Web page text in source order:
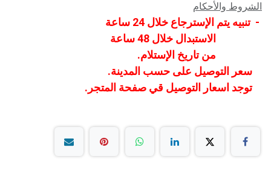
الشروط والأحكام
- تنبيه يتم الإسترجاع خلال 24 ساعة
الاستبدال خلال 48 ساعة
من تاريخ الإستلام.
سعر التوصيل على حسب المدينة.
توجد اسعار التوصيل قي صفحة المتجر.